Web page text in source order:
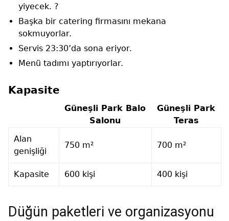
yiyecek. ?
Başka bir catering firmasını mekana
sokmuyorlar.
Servis 23:30’da sona eriyor.
Menü tadımı yaptırıyorlar.
Kapasite
Güneşli Park Balo
Salonu
Güneşli Park
Teras
Alan
genişliği
750 m² 700 m²
Kapasite 600 kişi 400 kişi
Düğün paketleri ve organizasyonu